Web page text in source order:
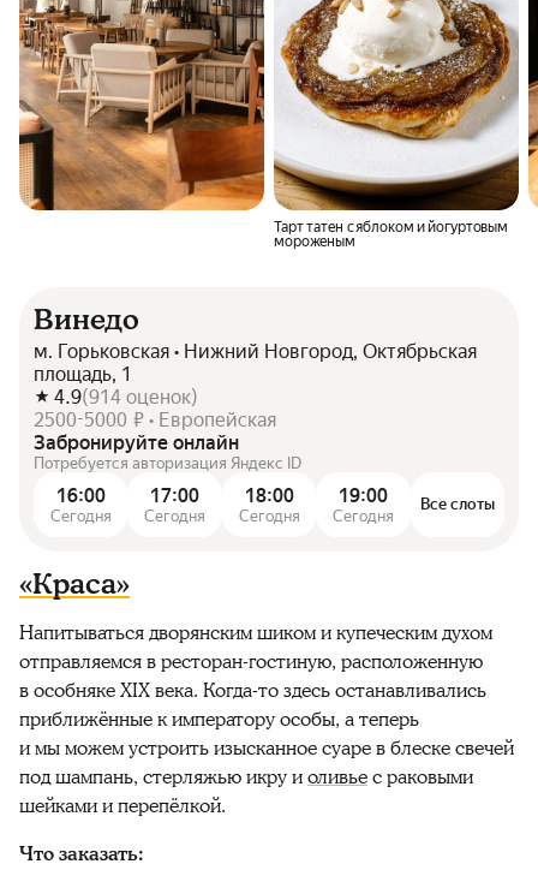
Тарт татен с яблоком и йогуртовым
мороженым
Винедо
м. Горьковская • Нижний Новгород, Октябрьская
площадь, 1
4.9(914 оценок)
2500-5000 ₽ • Европейская
Забронируйте онлайн
Потребуется авторизация Яндекс ID
16:00
Сегодня
17:00
Сегодня
18:00
Сегодня
19:00
Сегодня
Все слоты
«Краса»
Напитываться дворянским шиком и купеческим духом
отправляемся в ресторан-гостиную, расположенную
в особняке XIX века. Когда-то здесь останавливались
приближённые к императору особы, а теперь
и мы можем устроить изысканное суаре в блеске свечей
под шампань, стерляжью икру иоливьес раковыми
шейками и перепёлкой.
Что заказать: